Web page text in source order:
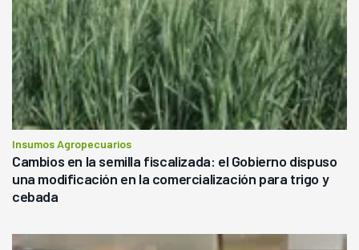
Insumos Agropecuarios
Cambios en la semilla fiscalizada: el Gobierno dispuso
una modificación en la comercialización para trigo y
cebada